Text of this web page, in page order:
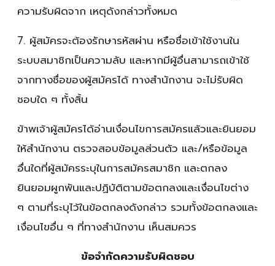
ความรับผิดจาก เหตุดังกล่าวทั้งหมด
7. ผู้สมัครจะต้องรักษารหัสผ่าน หรือชื่อเข้าใช้งานใน
ระบบสมาชิกเป็นความลับ และหากมีผู้อื่นสามารถเข้าใช้
จากทางชื่อของผู้สมัครได้ ทางสำนักงาน จะไม่รับผิด
ชอบใด ๆ ทั้งสิ้น
ข้าพเจ้าผู้สมัครได้อ่านเงื่อนไขการสมัครแล้วและยินยอม
ให้สำนักงาน ตรวจสอบข้อมูลส่วนตัว และ/หรือข้อมูล
อื่นใดที่ผู้สมัครระบุในการสมัครสมาชิก และตกลง
ยินยอมผูกพันและปฏิบัติตามข้อตกลงและเงื่อนไขต่าง
ๆ ตามที่ระบุไว้ในข้อตกลงดังกล่าว รวมทั้งข้อตกลงและ
เงื่อนไขอื่น ๆ ที่ทางสำนักงาน เห็นสมควร
ข้อจำกัดความรับผิดชอบ